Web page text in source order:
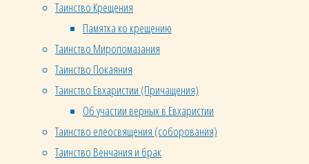
Таинство Крещения
Памятка ко крещению
Таинство Миропомазания
Таинство Покаяния
Таинство Евхаристии (Причащения)
Об участии верных в Евхаристии
Таинство елеосвящения (соборования)
Таинство Венчания и брак